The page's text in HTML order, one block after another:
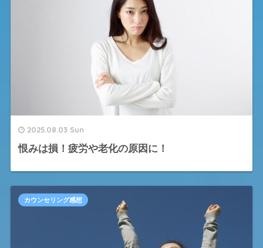
2025.08.03 Sun
恨みは損！疲労や老化の原因に！
カウンセリング感想